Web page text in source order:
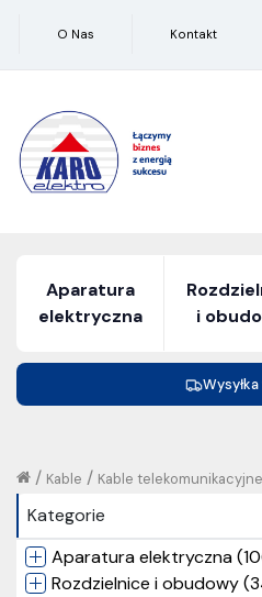
O Nas Kontakt
Aparatura
elektryczna
i
Kable telekomunikacyjne
/
Kable
/
Kategorie
Aparatura elektryczna
Rozdzielnice i obudowy